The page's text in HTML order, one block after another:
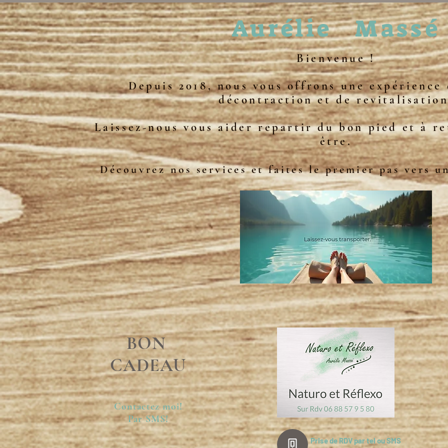
AurélieMassé
Bienvenue !
Depuis 2018, nous vous offrons une
décontraction et de
Laissez-nous vous aider repartir du bon pied et à
être.
Découvrez nos services et faites le premier pas vers
BON
CADEAU
Contactez moi!
Par SMS!
Prise de RDV par tel ou SMS